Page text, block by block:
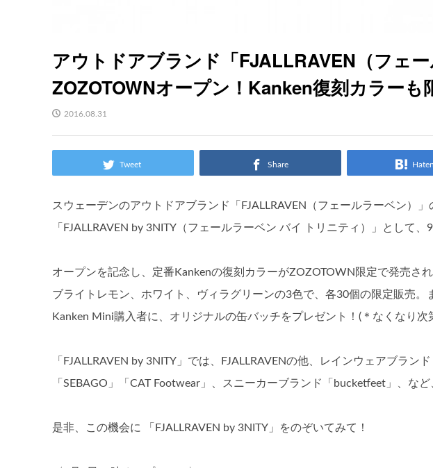
アウトドアブランド「FJALLRAVEN（フェー
ZOZOTOWNオープン！Kanken復刻カラーも
2016.08.31
Tweet Share
スウェーデンのアウトドアブランド「FJALLRAVEN（フェールラーベン）
「FJALLRAVEN by 3NITY（フェールラーベン バイ トリニティ）」として、
オープンを記念し、定番Kankenの復刻カラーがZOZOTOWN限定で発売され
ブライトレモン、ホワイト、ヴィラグリーンの3色で、各30個の限定販売。
Kanken Mini購入者に、オリジナルの缶バッチをプレゼント！(＊なくなり次
「FJALLRAVEN by 3NITY」では、FJALLRAVENの他、レインウェアブラン
「SEBAGO」「CAT Footwear」、スニーカーブランド「bucketfeet」、な
是非、この機会に 「FJALLRAVEN by 3NITY」をのぞいてみて！